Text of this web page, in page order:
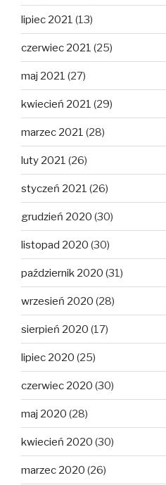
lipiec 2021 (13)
czerwiec 2021 (25)
maj 2021 (27)
kwiecień 2021 (29)
marzec 2021 (28)
luty 2021 (26)
styczeń 2021 (26)
grudzień 2020 (30)
listopad 2020 (30)
październik 2020 (31)
wrzesień 2020 (28)
sierpień 2020 (17)
lipiec 2020 (25)
czerwiec 2020 (30)
maj 2020 (28)
kwiecień 2020 (30)
marzec 2020 (26)